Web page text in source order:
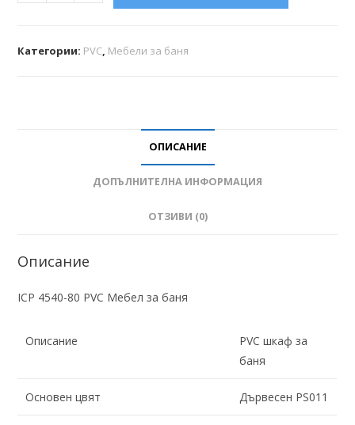
Категории: PVC, Мебели за баня
ОПИСАНИЕ
ДОПЪЛНИТЕЛНА ИНФОРМАЦИЯ
ОТЗИВИ (0)
Описание
ICP 4540-80 PVC Мебел за баня
Описание
PVC шкаф за
баня
Основен цвят Дървесен PS011